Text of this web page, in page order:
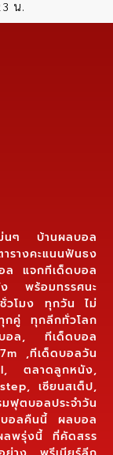
น.
นๆ บ้านผลบอล
างคะแนนฟันธง
ล แจกทีเด็ดบอล
พร้อมทรรศนะ
วโมง ทุกวัน ไม่
กคู่ ทุกลีกทั่วโลก
บอล, ทีเด็ดบอล
,ทีเด็ดบอลวัน
ตลาดลูกหนัง,
เซียนสเต็ป,
ตบอลประจำวัน
บอลคืนนี้ ผลบอล
พรุ่งนี้ ที่คัดสรร